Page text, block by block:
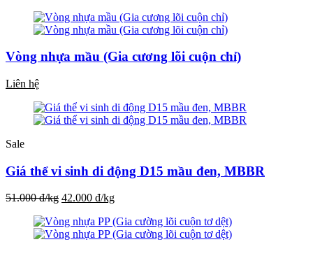
Vòng nhựa mầu (Gia cương lõi cuộn chỉ)
Liên hệ
Sale
Giá thể vi sinh di động D15 mầu đen, MBBR
51.000 đ/kg 42.000 đ/kg